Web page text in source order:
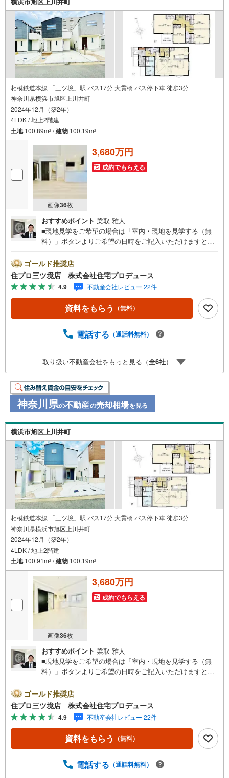
相模鉄道本線 「三ツ境」駅 バス17分 大貫橋 バス停下車 徒歩3分
神奈川県横浜市旭区上川井町
2024年12月（築2年）
4LDK / 地上2階建
土地100.89m2 /建物 100.19m2
画像36枚
3,680万円
成約でもらえる
おすすめポイント 梁取 雅人
■現地見学をご希望の場合は「室内・現地を見学する（無
料）」ボタンよりご希望の日時をご記入いただけますとス
泉区・戸塚区・保土ケ谷区・大和市の不動産売買専門会社
です！ 最新物件情報や当社限定の物件情報も多数ご用意！
お気軽にお問合せ下さい!! -------------- 弊社独自の住宅ローン
提案システム 弊社ではファイナンシャル専門スタッフによ
る【丁寧な資金アドバイス】【ファイナンシャルプラン提
案書の作成】を随時行っております。意外に知らないお客
加入できる無料の生命保険】【13年間もらえる、国からの
後から始まる【住宅ローン返済】65歳以上から必要になる
【老後の費用負担】住宅探しの【このタイミング】で不安
な部分を明確にしていきませんか？？ --------------
ゴールド推奨店
住プロ三ツ境店 株式会社住宅プロデュース
4.9 不動産会社レビュー 22件
資料をもらう （無料）
電話する （通話料無料）
取り扱い不動産会社をもっと見る（全6社）
神奈川県の不動産の売却相場を見る
横浜市旭区上川井町
相模鉄道本線 「三ツ境」駅 バス17分 大貫橋 バス停下車 徒歩3分
神奈川県横浜市旭区上川井町
2024年12月（築2年）
4LDK / 地上2階建
土地100.91m2 /建物 100.19m2
画像36枚
3,680万円
成約でもらえる
おすすめポイント 梁取 雅人
■現地見学をご希望の場合は「室内・現地を見学する（無
料）」ボタンよりご希望の日時をご記入いただけますとス
泉区・戸塚区・保土ケ谷区・大和市の不動産売買専門会社
です！ 最新物件情報や当社限定の物件情報も多数ご用意！
お気軽にお問合せ下さい!! -------------- 弊社独自の住宅ローン
提案システム 弊社ではファイナンシャル専門スタッフによ
る【丁寧な資金アドバイス】【ファイナンシャルプラン提
案書の作成】を随時行っております。意外に知らないお客
加入できる無料の生命保険】【13年間もらえる、国からの
ゴールド推奨店
住プロ三ツ境店 株式会社住宅プロデュース
4.9 不動産会社レビュー 22件
資料をもらう （無料）
電話する （通話料無料）